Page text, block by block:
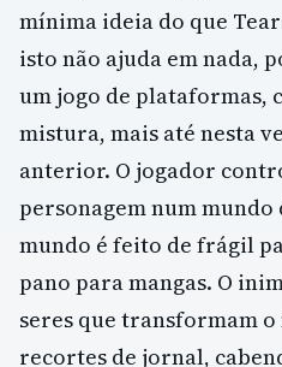
mínima ideia do que
isto não ajuda em nada,
um jogo de plataformas,
mistura, mais até nesta
anterior. O jogador
personagem num mundo
mundo é feito de frágil
pano para mangas. O
seres que transformam
recortes de jornal,